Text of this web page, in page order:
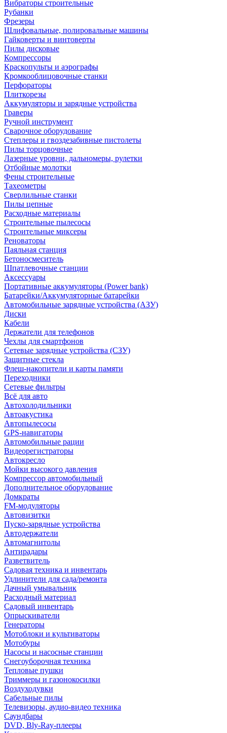
Вибраторы строительные
Рубанки
Фрезеры
Шлифовальные, полировальные машины
Гайковерты и винтоверты
Пилы дисковые
Компрессоры
Краскопульты и аэрографы
Кромкооблицовочные станки
Перфораторы
Плиткорезы
Аккумуляторы и зарядные устройства
Граверы
Ручной инструмент
Сварочное оборудование
Степлеры и гвоздезабивные пистолеты
Пилы торцовочные
Лазерные уровни, дальномеры, рулетки
Отбойные молотки
Фены строительные
Тахеометры
Сверлильные станки
Пилы цепные
Расходные материалы
Строительные пылесосы
Строительные миксеры
Реноваторы
Паяльная станция
Бетоносмеситель
Шпатлевочные станции
Аксессуары
Портативные аккумуляторы (Power bank)
Батарейки/Аккумуляторные батарейки
Автомобильные зарядные устройства (АЗУ)
Диски
Кабели
Держатели для телефонов
Чехлы для смартфонов
Сетевые зарядные устройства (СЗУ)
Защитные стекла
Флеш-накопители и карты памяти
Переходники
Сетевые фильтры
Всё для авто
Автохолодильники
Автоакустика
Автопылесосы
GPS-навигаторы
Автомобильные рации
Видеорегистраторы
Автокресло
Мойки высокого давления
Компрессор автомобильный
Дополнительное оборудование
Домкраты
FM-модуляторы
Автовизитки
Пуско-зарядные устройства
Автодержатели
Автомагнитолы
Антирадары
Разветвитель
Садовая техника и инвентарь
Удлинители для сада/ремонта
Дачный умывальник
Расходный материал
Садовый инвентарь
Опрыскиватели
Генераторы
Мотоблоки и культиваторы
Мотобуры
Насосы и насосные станции
Снегоуборочная техника
Тепловые пушки
Триммеры и газонокосилки
Воздуходувки
Сабельные пилы
Телевизоры, аудио-видео техника
Саундбары
DVD, Bly-Ray-плееры